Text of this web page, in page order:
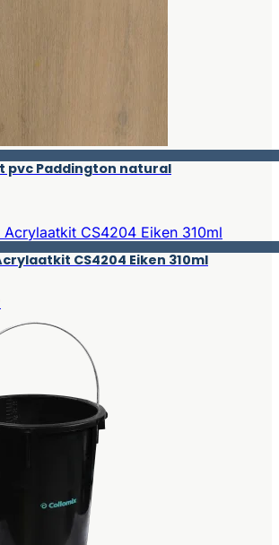
pvc Paddington natural
CS4204 Eiken 310ml